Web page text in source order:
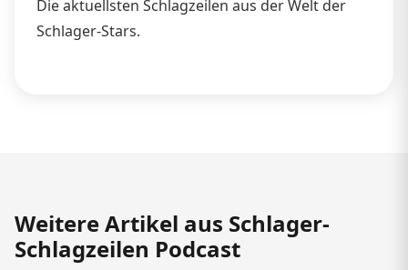
Die aktuellsten Schlagzeilen aus der Welt der
Schlager-Stars.
Weitere Artikel aus Schlager-
Schlagzeilen Podcast